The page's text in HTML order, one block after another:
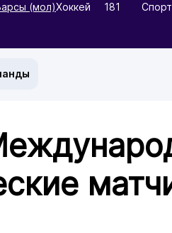
(мол)Хоккей 181